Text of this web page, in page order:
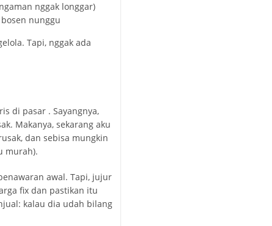
nggak longgar)
nunggu
Tapi, nggak ada
di pasar . Sayangnya,
Makanya, sekarang aku
dan sebisa mungkin
murah).
awal. Tapi, jujur
fix dan pastikan itu
kalau dia udah bilang